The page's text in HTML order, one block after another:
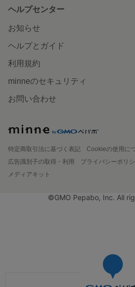
ヘルプセンター
お知らせ
ヘルプとガイド
利用規約
minneのセキュリティ
お問い合わせ
特定商取引法に基づく表記
Cookieの使用に
広告識別子の取得・利用
プライバシーポリ
メディアキット
©GMO Pepabo, Inc. All